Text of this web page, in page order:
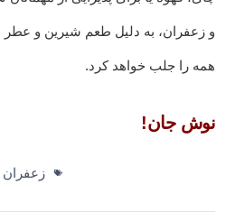
و زعفران، به دلیل طعم شیرین و عطر
همه را جلب خواهد کرد.
نوش جان!
زعفران